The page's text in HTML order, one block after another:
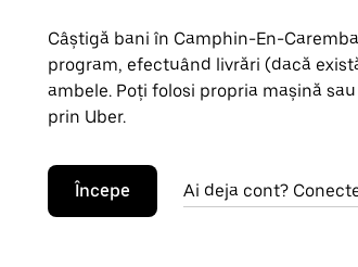
Câștigă bani în Camphin-En-
program, efectuând livrări (dacă
ambele. Poți folosi propria mașină
prin Uber.
Începe Ai deja cont?